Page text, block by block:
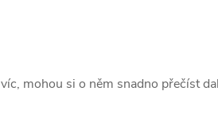
mohou si o něm snadno přečíst